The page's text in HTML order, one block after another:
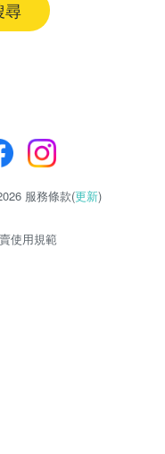
尋
服務條款(更新)
使用規範